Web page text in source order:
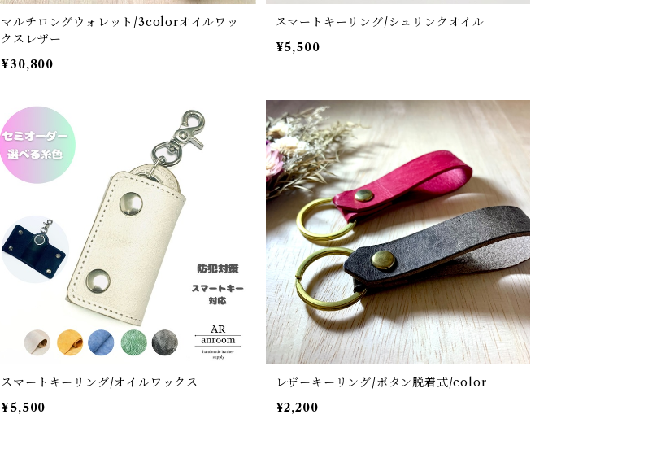
マルチロングウォレット/3colorオイルワッ
クスレザー
¥30,800
スマートキーリング/シュリンクオイル
¥5,500
スマートキーリング/オイルワックス
¥5,500
レザーキーリング/ボタン脱着式/color
¥2,200